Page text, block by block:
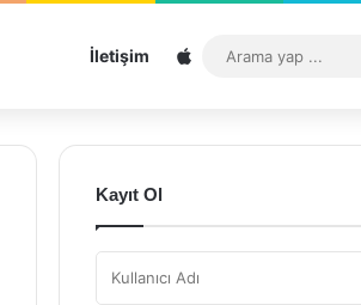
İletişim Sitemap
Kayıt Ol